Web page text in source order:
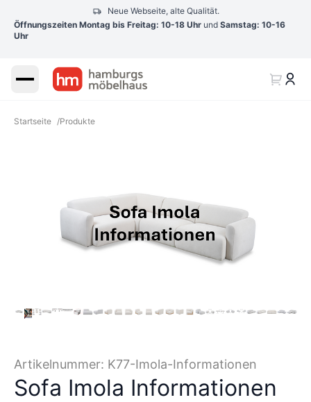
Neue Webseite, alte Qualität.
Öffnungszeiten Montag bis Freitag: 10-18 Uhr und Samstag: 10-16
Uhr
Startseite /Produkte
Artikelnummer: K77-Imola-Informationen
Sofa Imola Informationen